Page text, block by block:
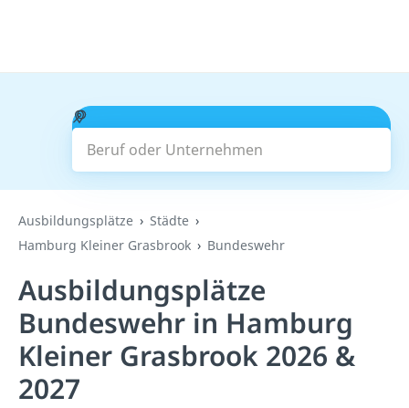
Beruf oder Unternehmen
Suchen
Ausbildungsplätze
Städte
Hamburg Kleiner Grasbrook
Bundeswehr
Ausbildungsplätze
Bundeswehr in Hamburg
Kleiner Grasbrook 2026 &
2027